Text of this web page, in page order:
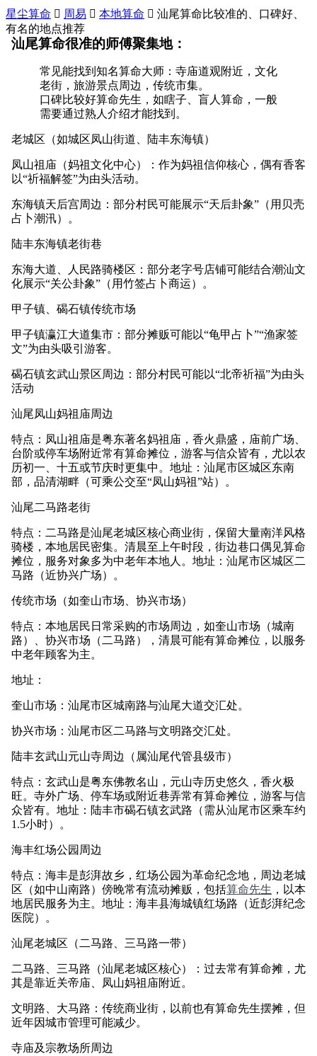
星尘算命  周易  本地算命  汕尾算命比较准的、口碑好、
有名的地点推荐
汕尾算命很准的师傅聚集地：
常见能找到知名算命大师：寺庙道观附近，文化
老街，旅游景点周边，传统市集。
口碑比较好算命先生，如瞎子、盲人算命，一般
需要通过熟人介绍才能找到。
老城区（如城区凤山街道、陆丰东海镇）
凤山祖庙（妈祖文化中心）：作为妈祖信仰核心，偶有香客
以“祈福解签”为由头活动。
东海镇天后宫周边：部分村民可能展示“天后卦象”（用贝壳
占卜潮汛）。
陆丰东海镇老街巷
东海大道、人民路骑楼区：部分老字号店铺可能结合潮汕文
化展示“关公卦象”（用竹签占卜商运）。
甲子镇、碣石镇传统市场
甲子镇瀛江大道集市：部分摊贩可能以“龟甲占卜”“渔家签
文”为由头吸引游客。
碣石镇玄武山景区周边：部分村民可能以“北帝祈福”为由头
活动
汕尾凤山妈祖庙周边
特点：凤山祖庙是粤东著名妈祖庙，香火鼎盛，庙前广场、
台阶或停车场附近常有算命摊位，游客与信众皆有，尤以农
历初一、十五或节庆时更集中。地址：汕尾市区城区东南
部，品清湖畔（可乘公交至“凤山妈祖”站）。
汕尾二马路老街
特点：二马路是汕尾老城区核心商业街，保留大量南洋风格
骑楼，本地居民密集。清晨至上午时段，街边巷口偶见算命
摊位，服务对象多为中老年本地人。地址：汕尾市区城区二
马路（近协兴广场）。
传统市场（如奎山市场、协兴市场）
特点：本地居民日常采购的市场周边，如奎山市场（城南
路）、协兴市场（二马路），清晨可能有算命摊位，以服务
中老年顾客为主。
地址：
奎山市场：汕尾市区城南路与汕尾大道交汇处。
协兴市场：汕尾市区二马路与文明路交汇处。
陆丰玄武山元山寺周边（属汕尾代管县级市）
特点：玄武山是粤东佛教名山，元山寺历史悠久，香火极
旺。寺外广场、停车场或附近巷弄常有算命摊位，游客与信
众皆有。地址：陆丰市碣石镇玄武路（需从汕尾市区乘车约
1.5小时）。
海丰红场公园周边
特点：海丰是彭湃故乡，红场公园为革命纪念地，周边老城
区（如中山南路）傍晚常有流动摊贩，包括算命先生 ，以本
地居民服务为主。地址：海丰县海城镇红场路（近彭湃纪念
医院）。
汕尾老城区（二马路、三马路一带）
二马路、三马路（汕尾老城区核心）：过去常有算命摊，尤
其是靠近关帝庙、凤山妈祖庙附近。
文明路、大马路：传统商业街，以前也有算命先生摆摊，但
近年因城市管理可能减少。
寺庙及宗教场所周边